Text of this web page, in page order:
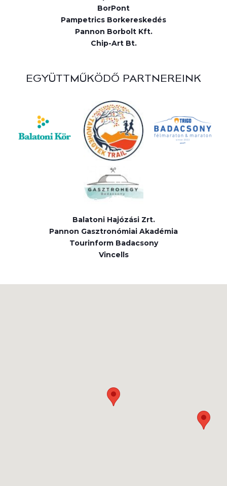
BorPont
Pampetrics Borkereskedés
Pannon Borbolt Kft.
Chip-Art Bt.
EGYÜTTMŰKÖDŐ PARTNEREINK
Balatoni Hajózási Zrt.
Pannon Gasztronómiai Akadémia
Tourinform Badacsony
Vincells